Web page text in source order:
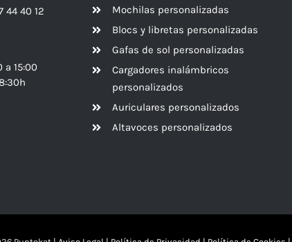
44 40 12
a 15:00
Mochilas personalizadas
Blocs y libretas personalizadas
Gafas de sol personalizadas
Cargadores inalámbricos
personalizados
Auriculares personalizados
Altavoces personalizados